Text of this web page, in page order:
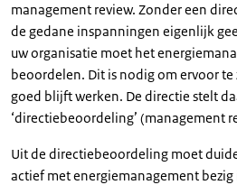
management review. Zonder een
de gedane inspanningen eigenlijk
uw organisatie moet het
beoordelen. Dit is nodig om ervoor te
goed blijft werken. De directie stelt
‘directiebeoordeling’ (management
Uit de directiebeoordeling moet
actief met energiemanagement